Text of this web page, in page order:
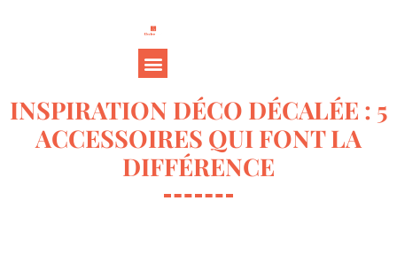
INSPIRATION DÉCO DÉCALÉE : 5
ACCESSOIRES QUI FONT LA
DIFFÉRENCE